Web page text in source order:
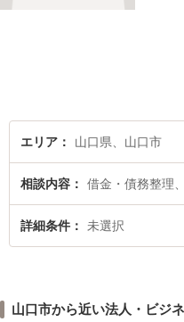
エリア 山口県、山口市
相談内容 借金・債務整理
詳細条件 未選択
山口市から近い法人・ビジ